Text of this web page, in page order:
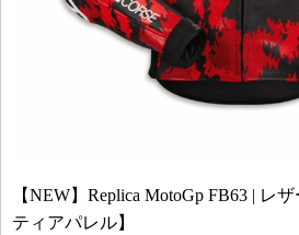
【NEW】Replica MotoGp FB63 | レ
ティアパレル】